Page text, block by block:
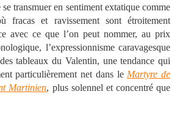
transmuer en sentiment extatique comme
fracas et ravissement sont étroitement
avec ce que l’on peut nommer, au prix
l’expressionnisme caravagesque
tableaux du Valentin, une tendance qui
particulièrement net dans le Martyre de
Martinien, plus solennel et concentré que